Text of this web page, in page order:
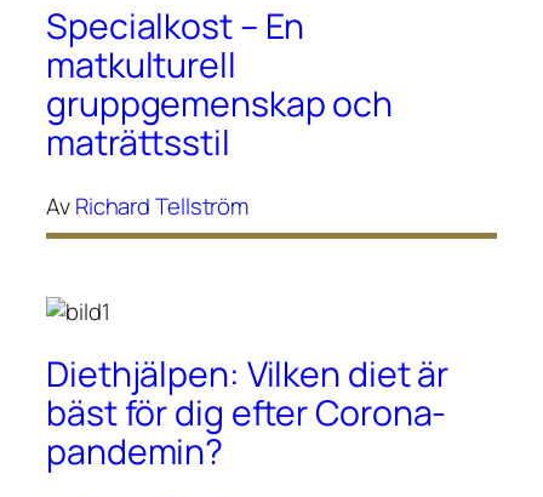
Specialkost – En
matkulturell
gruppgemenskap och
maträttsstil
AvRichard Tellström
Diethjälpen: Vilken diet är
bäst för dig efter Corona-
pandemin?